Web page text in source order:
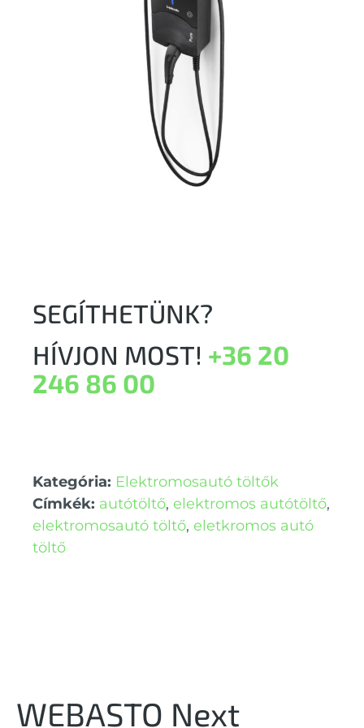
SEGÍTHETÜNK?
HÍVJON MOST! +36 20
246 86 00
Kategória: Elektromosautó töltők
Címkék: autótöltő, elektromos autótöltő,
elektromosautó töltő, eletkromos autó
töltő
WEBASTO Next